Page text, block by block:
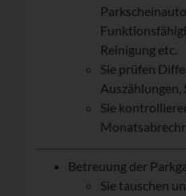
Reinigung etc.
Sie prüfen
Auszählungen,
Sie
Betreuung der
Sie tauschen